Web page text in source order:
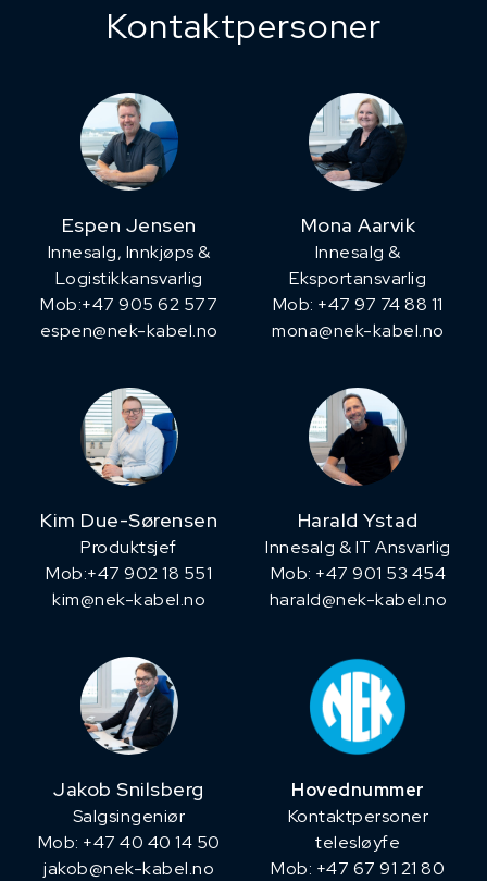
Kontaktpersoner
Espen Jensen
Innesalg, ​Innkjøps &
Logistikkansvarlig
Mob:+47 905 62 577
espen@nek-kabel.no
Mona Aarvik
Innesalg &
Eksportansvarlig
Mob: +47 97 74 88 11
mona@nek-kabel.no
Kim Due-Sørensen
Produktsjef
​Mob:+47 902 18 551
kim@nek-kabel.no
Harald Ystad
Innesalg & IT Ansvarlig
Mob: +47 901 53 454
harald@nek-kabel.no
Jakob Snilsberg
​Salgsingeniør
Mob: +47 40 40 14 50
jakob@nek-kabel.no
Hovednummer
Kontaktpersoner
telesløyfe
Mob: +47 67 91 21 80